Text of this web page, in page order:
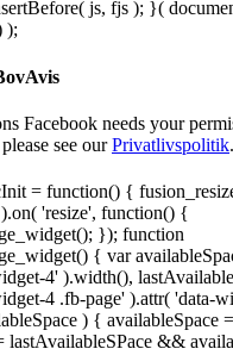
js, fjs ); }(
);
Facebook needs your
see ourPrivatlivspolitik.
= function() {
'resize', function() {
}); function
{ var
4' ).width(),
4 .fb-page' ).attr( 'data-
) { availableSpace
lastAvailableSPace &&